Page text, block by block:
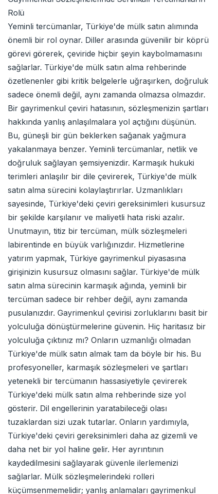
Rolü
Yeminli tercümanlar, Türkiye'de mülk satın alımında
önemli bir rol oynar. Diller arasında güvenilir bir köprü
görevi görerek, çeviride hiçbir şeyin kaybolmamasını
sağlarlar. Türkiye'de mülk satın alma rehberinde
özetlenenler gibi kritik belgelerle uğraşırken, doğruluk
sadece önemli değil, aynı zamanda olmazsa olmazdır.
Bir gayrimenkul çeviri hatasının, sözleşmenizin şartları
hakkında yanlış anlaşılmalara yol açtığını düşünün.
Bu, güneşli bir gün beklerken sağanak yağmura
yakalanmaya benzer. Yeminli tercümanlar, netlik ve
doğruluk sağlayan şemsiyenizdir. Karmaşık hukuki
terimleri anlaşılır bir dile çevirerek, Türkiye'de mülk
satın alma sürecini kolaylaştırırlar. Uzmanlıkları
sayesinde, Türkiye'deki çeviri gereksinimleri kusursuz
bir şekilde karşılanır ve maliyetli hata riski azalır.
Unutmayın, titiz bir tercüman, mülk sözleşmeleri
labirentinde en büyük varlığınızdır. Hizmetlerine
yatırım yapmak, Türkiye gayrimenkul piyasasına
girişinizin kusursuz olmasını sağlar. Türkiye'de mülk
satın alma sürecinin karmaşık ağında, yeminli bir
tercüman sadece bir rehber değil, aynı zamanda
pusulanızdır. Gayrimenkul çevirisi zorluklarını basit bir
yolculuğa dönüştürmelerine güvenin. Hiç haritasız bir
yolculuğa çıktınız mı? Onların uzmanlığı olmadan
Türkiye'de mülk satın almak tam da böyle bir his. Bu
profesyoneller, karmaşık sözleşmeleri ve şartları
yetenekli bir tercümanın hassasiyetiyle çevirerek
Türkiye'deki mülk satın alma rehberinde size yol
gösterir. Dil engellerinin yaratabileceği olası
tuzaklardan sizi uzak tutarlar. Onların yardımıyla,
Türkiye'deki çeviri gereksinimleri daha az gizemli ve
daha net bir yol haline gelir. Her ayrıntının
kaydedilmesini sağlayarak güvenle ilerlemenizi
sağlarlar. Mülk sözleşmelerindeki rolleri
küçümsenmemelidir; yanlış anlamaları gayrimenkul